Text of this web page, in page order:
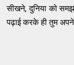
सीखने, दुनिया को
पढ़ाई करके ही तुम